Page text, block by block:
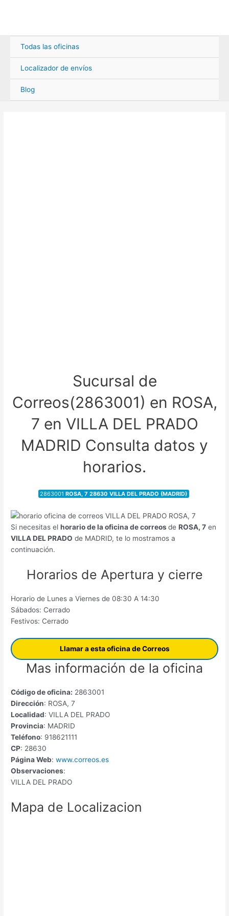
Todas las oficinas
Localizador de envíos
Blog
Sucursal de
Correos(2863001) en ROSA,
7 en VILLA DEL PRADO
MADRID Consulta datos y
horarios.
2863001ROSA, 7 28630 VILLA DEL PRADO (MADRID)
Si necesitas elhorario de la oficina de correosdeROSA, 7 en
VILLA DEL PRADO de MADRID, te lo mostramos a
continuación.
Horarios de Apertura y cierre
Horario de Lunes a Viernes de 08:30 A 14:30
Sábados: Cerrado
Festivos: Cerrado
Llamar a esta oficina de Correos
Mas información de la oficina
Código de oficina: 2863001
Dirección: ROSA, 7
Localidad: VILLA DEL PRADO
Provincia: MADRID
Teléfono: 918621111
CP: 28630
Página Web: www.correos.es
Observaciones:
VILLA DEL PRADO
Mapa de Localizacion